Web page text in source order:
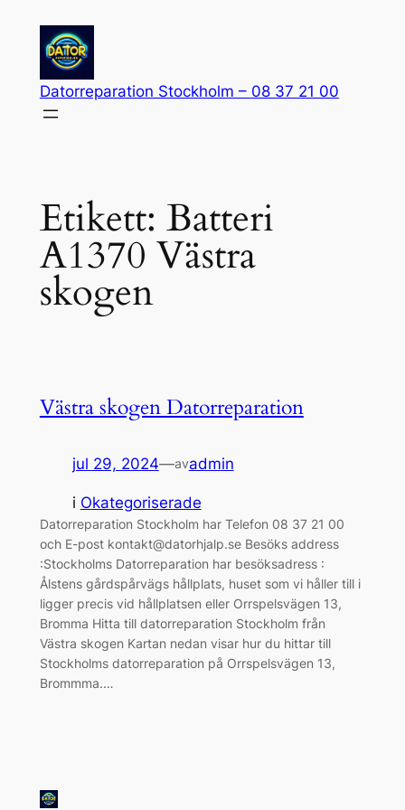
innehåll
Datorreparation Stockholm – 08 37 21 00
Etikett: Batteri
A1370 Västra
skogen
Västra skogen Datorreparation
jul 29, 2024—avadmin
i Okategoriserade
Datorreparation Stockholm har Telefon 08 37 21 00
och E-post kontakt@datorhjalp.se Besöks address
:Stockholms Datorreparation har besöksadress :
Ålstens gårdspårvägs hållplats, huset som vi håller till i
ligger precis vid hållplatsen eller Orrspelsvägen 13,
Bromma Hitta till datorreparation Stockholm från
Västra skogen Kartan nedan visar hur du hittar till
Stockholms datorreparation på Orrspelsvägen 13,
Brommma.…